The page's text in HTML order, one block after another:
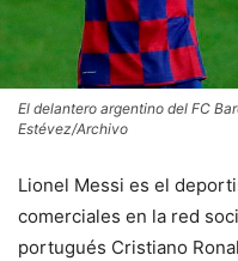
El delantero argentino del FC
Estévez/Archivo
Lionel Messi es el
comerciales en la red
portugués Cristiano